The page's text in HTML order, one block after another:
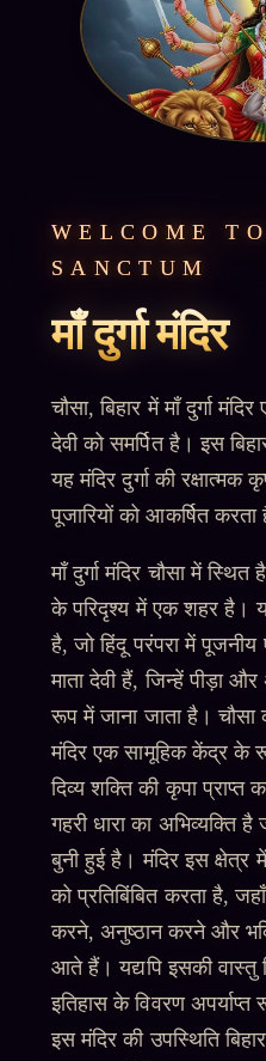
WELCOME
SANCTUM
माँ दुर्गा मंदिर
चौसा, बिहार में माँ दुर्गा
देवी को समर्पित है। इस
यह मंदिर दुर्गा की रक्षात्मक
पूजारियों को आकर्षित करता
माँ दुर्गा मंदिर चौसा में
के परिदृश्य में एक शहर है। यह
है, जो हिंदू परंपरा में
माता देवी हैं, जिन्हें पीड़ा
रूप में जाना जाता है।
मंदिर एक सामूहिक केंद्र के
दिव्य शक्ति की कृपा
गहरी धारा का अभिव्यक्ति है
बुनी हुई है। मंदिर इस क्षेत्र
को प्रतिबिंबित करता है,
करने, अनुष्ठान करने और
आते हैं। यद्यपि इसकी
इतिहास के विवरण
इस मंदिर की उपस्थिति